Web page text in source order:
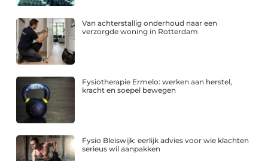
Van achterstallig onderhoud naar een
verzorgde woning in Rotterdam
Fysiotherapie Ermelo: werken aan herstel,
kracht en soepel bewegen
Fysio Bleiswijk: eerlijk advies voor wie klachten
serieus wil aanpakken